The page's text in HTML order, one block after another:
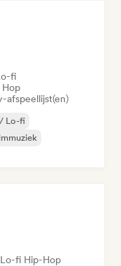
fi
afspeellijst(en)
Lo-fi
fi Hip-Hop